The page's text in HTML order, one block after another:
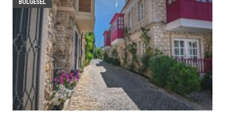
BÖLGESEL